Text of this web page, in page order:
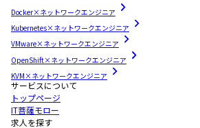
Docker×ネットワークエンジニア
Kubernetes×ネットワークエンジニア
VMware×ネットワークエンジニア
OpenShift×ネットワークエンジニア
KVM×ネットワークエンジニア
サービスについて
トップページ
IT菩薩モロー
求人を探す